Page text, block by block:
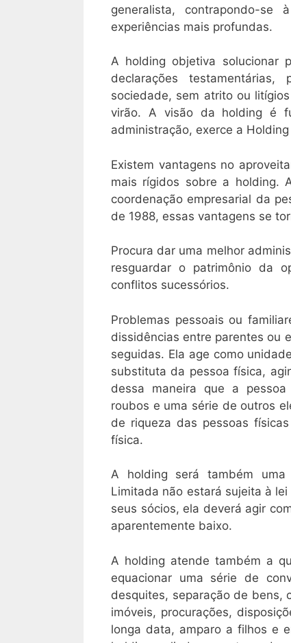
generalista, contrapondo-se
experiências mais profundas.
A holding objetiva solucionar
declarações
sociedade, sem atrito ou
virão. A visão da holding é
administração, exerce a
Existem vantagens no
mais rígidos sobre a holding.
coordenação empresarial da
de 1988, essas vantagens se
Procura dar uma melhor
resguardar o patrimônio da
conflitos sucessórios.
Problemas pessoais ou
dissidências entre parentes ou
seguidas. Ela age como
substituta da pessoa física,
dessa maneira que a
roubos e uma série de outros
de riqueza das pessoas
física.
A holding será também uma
Limitada não estará sujeita à
seus sócios, ela deverá agir
aparentemente baixo.
A holding atende também a
equacionar uma série de
desquites, separação de bens,
imóveis, procurações,
longa data, amparo a filhos e